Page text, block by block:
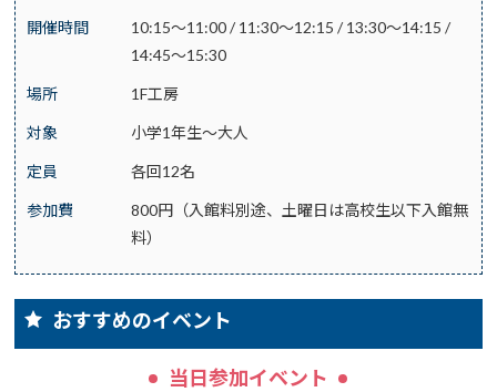
開催時間
10:15～11:00 / 11:30～12:15 / 13:30～14:15 /
14:45～15:30
場所 1F工房
対象 小学1年生～大人
定員 各回12名
参加費
800円（入館料別途、土曜日は高校生以下入館無
料）
おすすめのイベント
当日参加イベント